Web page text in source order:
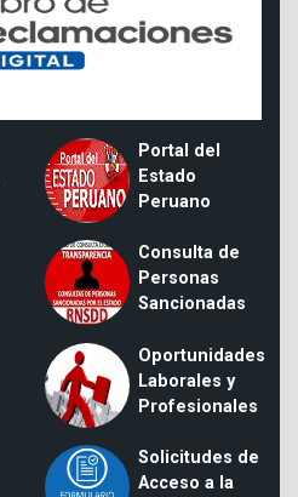
Portal del
Estado
Peruano
Consulta de
Personas
Sancionadas
Oportunidades
Laborales y
Profesionales
Solicitudes de
Acceso a la